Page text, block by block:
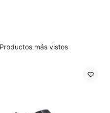
Productos más vistos